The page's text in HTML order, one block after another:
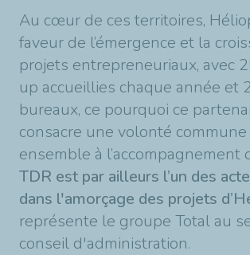
Au cœur de ces territoires,
faveur de l’émergence et la
projets entrepreneuriaux, avec
up accueillies chaque année et
bureaux, ce pourquoi ce
consacre une volonté
ensemble à l’accompagnement
TDR est par ailleurs l’un des
dans l'amorçage des projets
représente le groupe Total au
conseil d'administration.